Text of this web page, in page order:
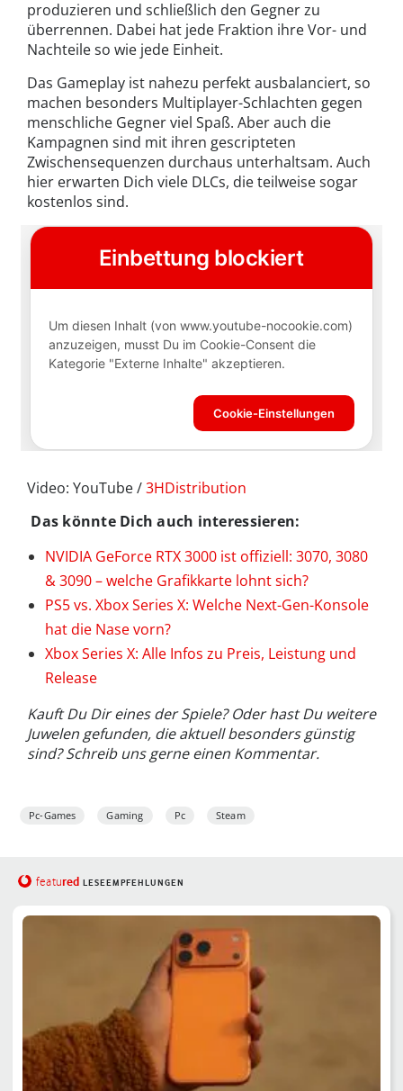
produzieren und schließlich den Gegner zu
überrennen. Dabei hat jede Fraktion ihre Vor- und
Nachteile so wie jede Einheit.
Das Gameplay ist nahezu perfekt ausbalanciert, so
machen besonders Multiplayer-Schlachten gegen
menschliche Gegner viel Spaß. Aber auch die
Kampagnen sind mit ihren gescripteten
Zwischensequenzen durchaus unterhaltsam. Auch
hier erwarten Dich viele DLCs, die teilweise sogar
kostenlos sind.
Video: YouTube /3HDistribution
Das könnte Dich auch interessieren:
NVIDIA GeForce RTX 3000 ist offiziell: 3070, 3080
& 3090 – welche Grafikkarte lohnt sich?
PS5 vs. Xbox Series X: Welche Next-Gen-Konsole
hat die Nase vorn?
Xbox Series X: Alle Infos zu Preis, Leistung und
Release
Kauft Du Dir eines der Spiele? Oder hast Du weitere
Juwelen gefunden, die aktuell besonders günstig
sind? Schreib uns gerne einen Kommentar.
Pc-Games Gaming Pc Steam
featured LESEEMPFEHLUNGEN